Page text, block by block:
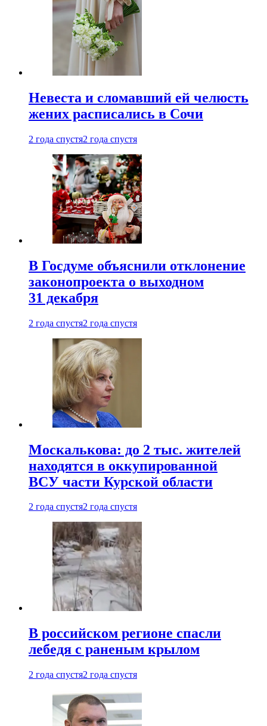
Невеста и сломавший ей челюсть
жених расписались в Сочи
2 года спустя2 года спустя
В Госдуме объяснили отклонение
законопроекта о выходном
31 декабря
2 года спустя2 года спустя
Москалькова: до 2 тыс. жителей
находятся в оккупированной
ВСУ части Курской области
2 года спустя2 года спустя
В российском регионе спасли
лебедя с раненым крылом
2 года спустя2 года спустя